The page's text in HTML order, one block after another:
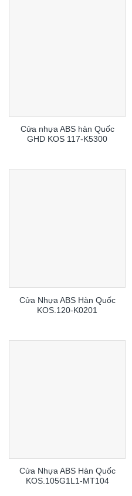
Cửa nhựa ABS hàn Quốc
GHD KOS 117-K5300
Cửa Nhựa ABS Hàn Quốc
KOS.120-K0201
Cửa Nhựa ABS Hàn Quốc
KOS.105G1L1-MT104